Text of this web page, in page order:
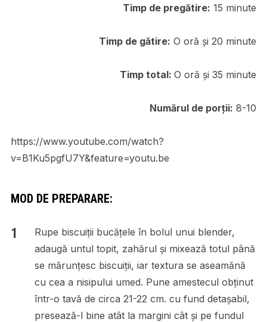
Timp de pregătire: 15 minute
Timp de gătire: O oră și 20 minute
Timp total:O oră și 35 minute
Numărul de porții: 8-10
https://www.youtube.com/watch?
v=B1Ku5pgfU7Y&feature=youtu.be
MOD DE PREPARARE:
Rupe biscuiții bucățele în bolul unui blender,
adaugă untul topit, zahărul și mixează totul până
se mărunțesc biscuiții, iar textura se aseamănă
cu cea a nisipului umed. Pune amestecul obținut
într-o tavă de circa 21-22 cm. cu fund detaşabil,
presează-l bine atât la margini cât și pe fundul